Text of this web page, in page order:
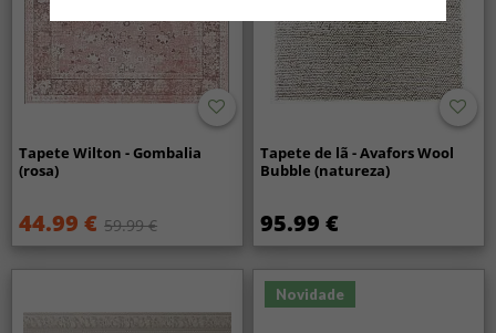
Tapete Wilton - Gombalia
(rosa)
44.99 € 59.99 €
Tapete de lã - Avafors Wool
Bubble (natureza)
95.99 €
Novidade